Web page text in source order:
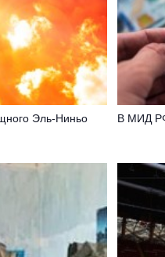
Эль-Ниньо В МИД